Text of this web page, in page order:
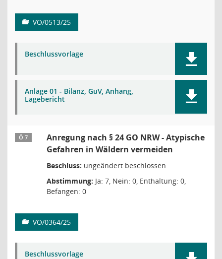
VO/0513/25
Beschlussvorlage
Anlage 01 - Bilanz, GuV, Anhang,
Lagebericht
Ö 7
Anregung nach § 24 GO NRW - Atypische
Gefahren in Wäldern vermeiden
Beschluss: ungeändert beschlossen
Abstimmung: Ja: 7, Nein: 0, Enthaltung: 0,
Befangen: 0
VO/0364/25
Beschlussvorlage